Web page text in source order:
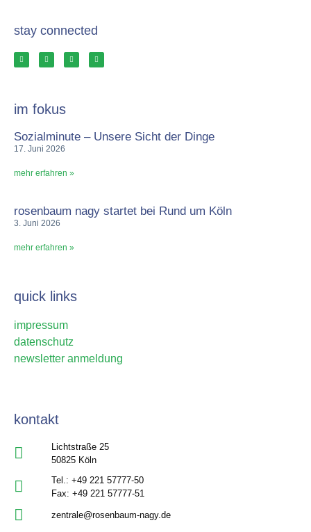
stay connected
im fokus
Sozialminute – Unsere Sicht der Dinge
17. Juni 2026
mehr erfahren »
rosenbaum nagy startet bei Rund um Köln
3. Juni 2026
mehr erfahren »
quick links
impressum
datenschutz
newsletter anmeldung
kontakt
Lichtstraße 25
50825 Köln
Tel.: +49 221 57777-50
Fax: +49 221 57777-51
zentrale@rosenbaum-nagy.de